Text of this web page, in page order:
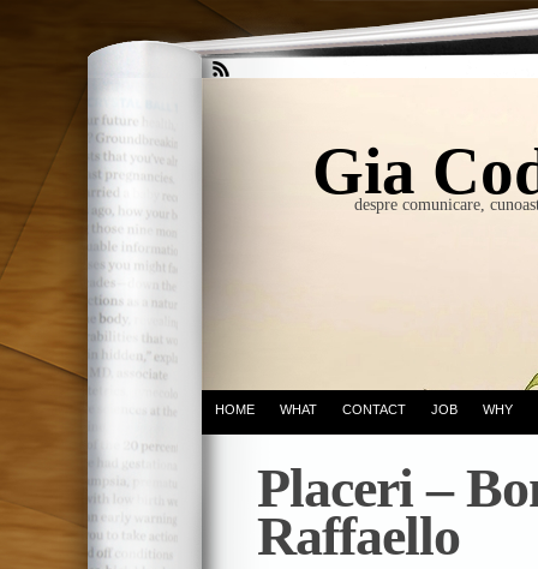
Gia
despre comunicare,
HOME WHAT CONTACT JOB WHY
Placeri –
Raffaello